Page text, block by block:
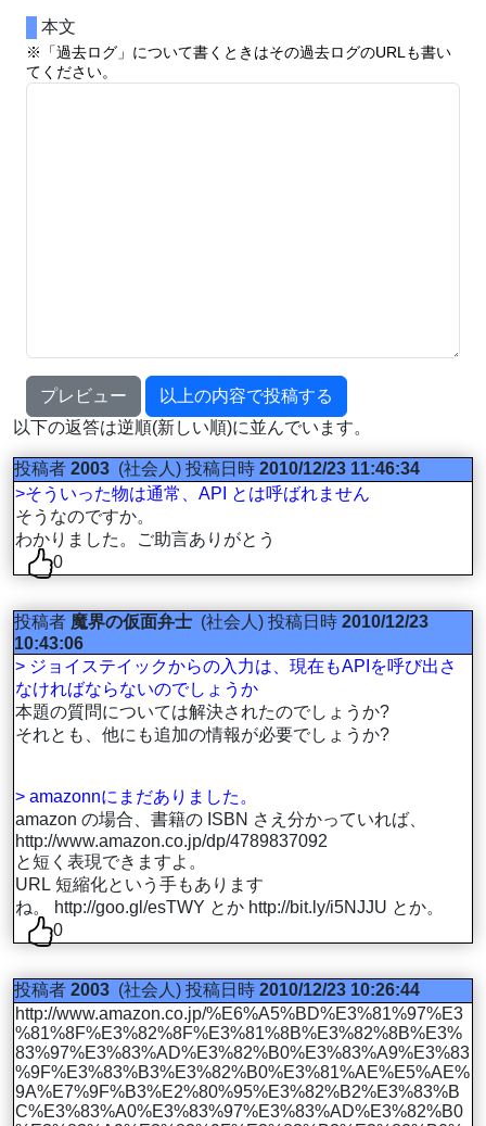
本文
※「過去ログ」について書くときはその過去ログのURLも書い
てください。
プレビュー
以上の内容で投稿する
以下の返答は逆順(新しい順)に並んでいます。
投稿者 2003 (社会人) 投稿日時 2010/12/23 11:46:34
>そういった物は通常、API とは呼ばれません
そうなのですか。
わかりました。ご助言ありがとう
0
投稿者 魔界の仮面弁士 (社会人) 投稿日時 2010/12/23
10:43:06
> ジョイステイックからの入力は、現在もAPIを呼び出さ
なければならないのでしょうか
本題の質問については解決されたのでしょうか?
それとも、他にも追加の情報が必要でしょうか?
> amazonnにまだありました。
amazon の場合、書籍の ISBN さえ分かっていれば、
http://www.amazon.co.jp/dp/4789837092
と短く表現できますよ。
URL 短縮化という手もあります
ね。 http://goo.gl/esTWY とか http://bit.ly/i5NJJU とか。
0
投稿者 2003 (社会人) 投稿日時 2010/12/23 10:26:44
http://www.amazon.co.jp/%E6%A5%BD%E3%81%97%E3
%81%8F%E3%82%8F%E3%81%8B%E3%82%8B%E3%
83%97%E3%83%AD%E3%82%B0%E3%83%A9%E3%83
%9F%E3%83%B3%E3%82%B0%E3%81%AE%E5%AE%
9A%E7%9F%B3%E2%80%95%E3%82%B2%E3%83%B
C%E3%83%A0%E3%83%97%E3%83%AD%E3%82%B0